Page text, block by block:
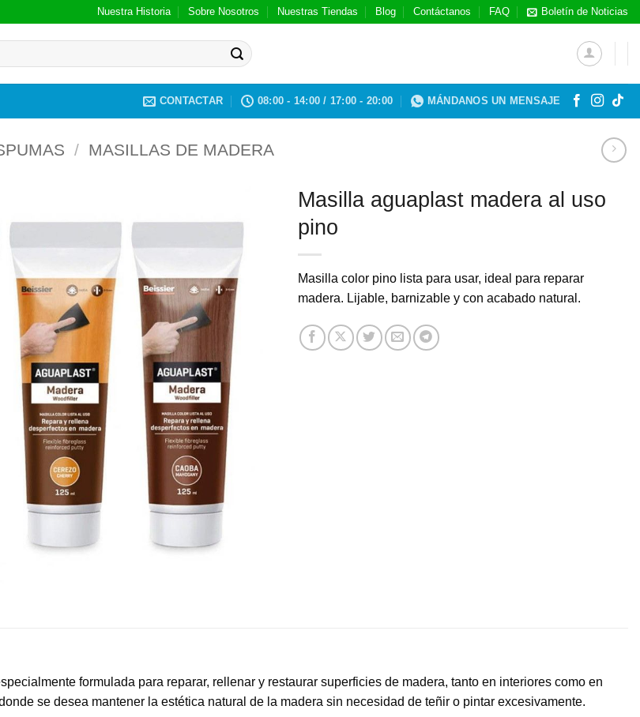
Nuestra Historia Sobre Nosotros Nuestras Tiendas Blog Contáctanos FAQ Boletín de Noticias
CONTACTAR 08:00 - 14:00 / 17:00 - 20:00 MÁNDANOS UN MENSAJE
/ MASILLAS DE MADERA
Masilla aguaplast madera al uso
pino
Masilla color pino lista para usar, ideal para reparar
madera. Lijable, barnizable y con acabado natural.
formulada para reparar, rellenar y restaurar superficies de madera, tanto en interiores como en
se desea mantener la estética natural de la madera sin necesidad de teñir o pintar excesivamente.